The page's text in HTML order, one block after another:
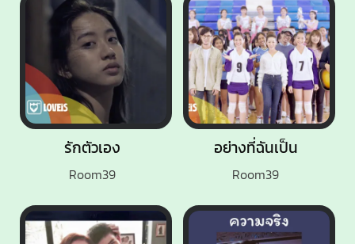
รักตัวเอง
Room39
อย่างที่ฉันเป็น
Room39